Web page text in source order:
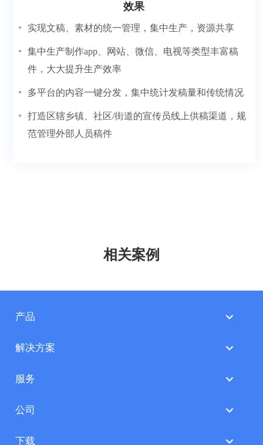
效果
实现文稿、素材的统一管理，集中生产，资源共享
集中生产制作app、网站、微信、电视等类型丰富稿
件，大大提升生产效率
多平台的内容一键分发，集中统计发稿量和传统情况
打造区辖乡镇、社区/街道的宣传员线上供稿渠道，规
范管理外部人员稿件
相关案例
产品
解决方案
服务
公司
下载